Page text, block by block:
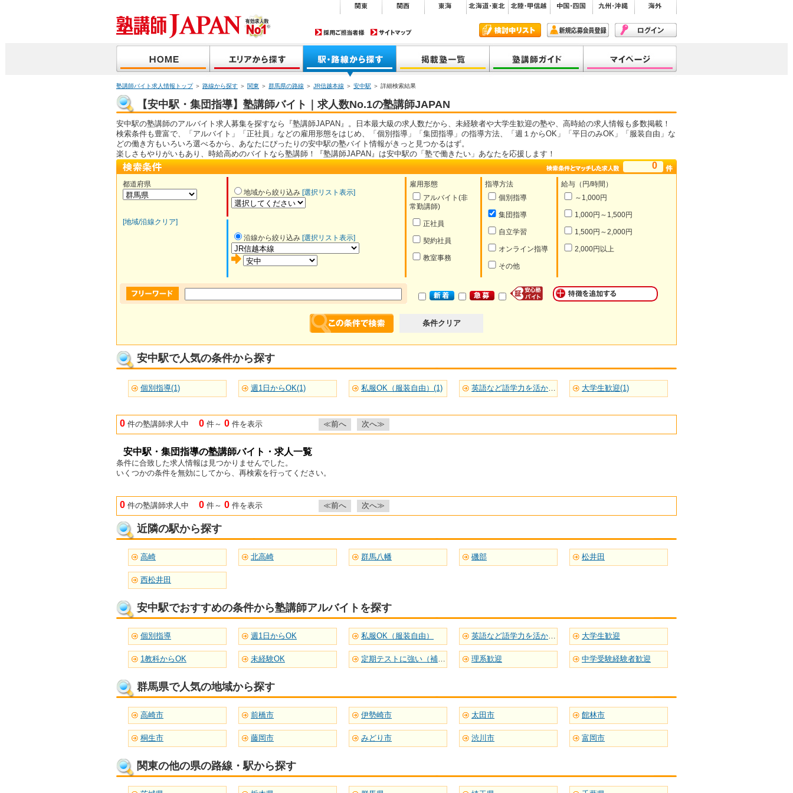
塾講師バイト求人情報トップ＞ 路線から探す ＞ 関東 ＞ 群馬県の路線 ＞ JR信越本線 ＞ 安中駅 ＞ 詳細検索結果
【安中駅・集団指導】塾講師バイト｜求人数No.1の塾講師JAPAN
安中駅の塾講師のアルバイト求人募集を探すなら『塾講師JAPAN』。日本最大級の求人数だから、未経験者や大学生歓迎の塾や、高時給の求人情報も多数掲載！
検索条件も豊富で、「アルバイト」「正社員」などの雇用形態をはじめ、「個別指導」「集団指導」の指導方法、「週１からOK」「平日のみOK」「服装自由」な
どの働き方もいろいろ選べるから、あなたにぴったりの安中駅の塾バイト情報がきっと見つかるはず。
楽しさもやりがいもあり、時給高めのバイトなら塾講師！『塾講師JAPAN』は安中駅の「塾で働きたい」あなたを応援します！
0
都道府県
[地域/沿線クリア]
地域から絞り込み [選択リスト表示]
雇用形態
アルバイト(非
常勤講師)
正社員
契約社員
教室事務
指導方法
個別指導
集団指導
自立学習
オンライン指導
その他
給与（円/時間）
～1,000円
1,000円～1,500円
1,500円～2,000円
2,000円以上
沿線から絞り込み [選択リスト表示]
条件クリア
安中駅で人気の条件から探す
個別指導(1) 週1日からOK(1) 私服OK（服装自由）(1) 英語など語学力を活かせる(1) 大学生歓迎(1)
0 件の塾講師求人中 0 件～ 0 件を表示 ≪前へ 次へ≫
安中駅・集団指導の塾講師バイト・求人一覧
条件に合致した求人情報は見つかりませんでした。
いくつかの条件を無効にしてから、再検索を行ってください。
0 件の塾講師求人中 0 件～ 0 件を表示 ≪前へ 次へ≫
近隣の駅から探す
高崎 北高崎 群馬八幡 磯部 松井田
西松井田
安中駅でおすすめの条件から塾講師アルバイトを探す
個別指導 週1日からOK 私服OK（服装自由） 英語など語学力を活かせる 大学生歓迎
1教科からOK 未経験OK 定期テストに強い（補習型） 理系歓迎 中学受験経験者歓迎
群馬県で人気の地域から探す
高崎市 前橋市 伊勢崎市 太田市 館林市
桐生市 藤岡市 みどり市 渋川市 富岡市
関東の他の県の路線・駅から探す